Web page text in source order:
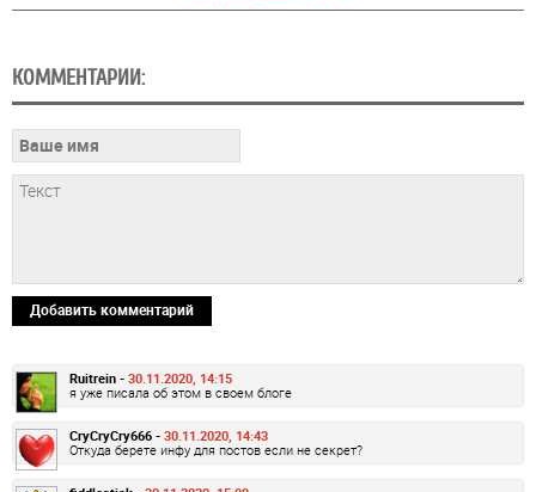
КОММЕНТАРИИ:
Добавить комментарий
Ruitrein - 30.11.2020, 14:15
я уже писала об этом в своем блоге
CryCryCry666 - 30.11.2020, 14:43
Откуда берете инфу для постов если не секрет?